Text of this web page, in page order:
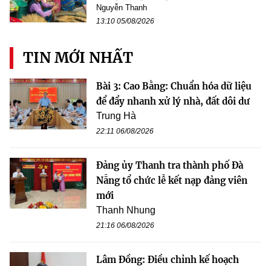
Nguyễn Thanh
13:10 05/08/2026
TIN MỚI NHẤT
Bài 3: Cao Bằng: Chuẩn hóa dữ liệu
để đẩy nhanh xử lý nhà, đất dôi dư
Trung Hà
22:11 06/08/2026
Đảng ủy Thanh tra thành phố Đà
Nẵng tổ chức lễ kết nạp đảng viên
mới
Thanh Nhung
21:16 06/08/2026
Lâm Đồng: Điều chỉnh kế hoạch